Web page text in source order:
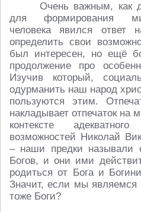
Очень важным, как
для формирования
человека явился ответ
определить свои
был интересен, но ещё
продолжение про
Изучив который,
одурманить наш народ
пользуются этим.
накладывает отпечаток на
контексте
возможностей Николай
– наши предки называли
Богов, и они ими
родиться от Бога и
Значит, если мы
тоже Боги?